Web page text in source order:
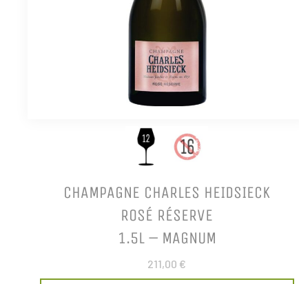
CHAMPAGNE CHARLES HEIDSIECK
ROSÉ RÉSERVE
1.5L – MAGNUM
211,00 €